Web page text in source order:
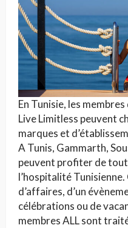
En Tunisie, les
Live Limitless peuvent
marques et
A Tunis, Gammarth,
peuvent profiter de
l’hospitalité Tunisienne.
d’affaires, d’un
célébrations ou de
membres ALL sont